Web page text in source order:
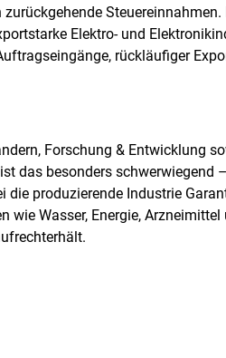
Elektro- und
rückläufiger
Forschung & Entwicklung
das besonders schwerwiegend
produzierende Industrie
Wasser, Energie,